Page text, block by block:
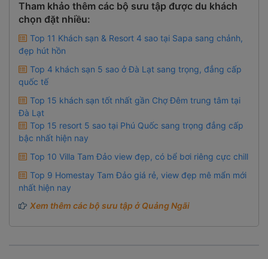
Tham khảo thêm các bộ sưu tập được du khách
chọn đặt nhiều:
Top 11 Khách sạn & Resort 4 sao tại Sapa sang chảnh,
đẹp hút hồn
Top 4 khách sạn 5 sao ở Đà Lạt sang trọng, đẳng cấp
quốc tế
Top 15 khách sạn tốt nhất gần Chợ Đêm trung tâm tại
Đà Lạt
Top 15 resort 5 sao tại Phú Quốc sang trọng đẳng cấp
bậc nhất hiện nay
Top 10 Villa Tam Đảo view đẹp, có bể bơi riêng cực chill
Top 9 Homestay Tam Đảo giá rẻ, view đẹp mê mẩn mới
nhất hiện nay
Xem thêm các bộ sưu tập ở Quảng Ngãi